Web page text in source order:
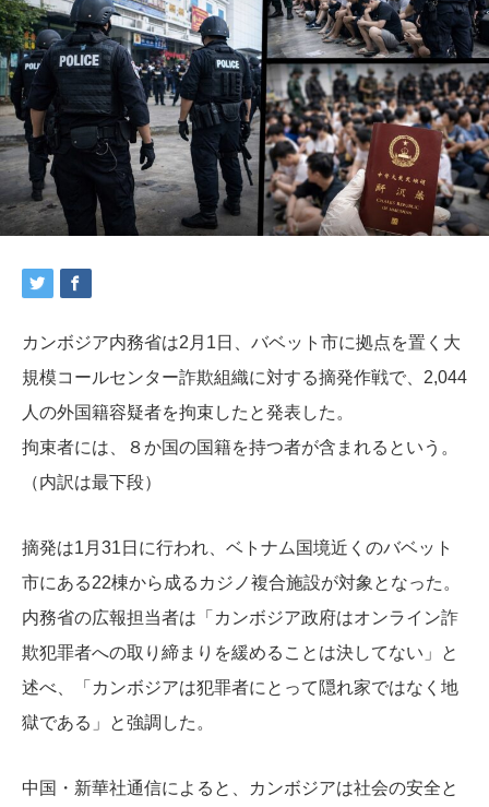
カンボジア内務省は2月1日、バベット市に拠点を置く大
規模コールセンター詐欺組織に対する摘発作戦で、2,044
人の外国籍容疑者を拘束したと発表した。
拘束者には、８か国の国籍を持つ者が含まれるという。
（内訳は最下段）
摘発は1月31日に行われ、ベトナム国境近くのバベット
市にある22棟から成るカジノ複合施設が対象となった。
内務省の広報担当者は「カンボジア政府はオンライン詐
欺犯罪者への取り締まりを緩めることは決してない」と
述べ、「カンボジアは犯罪者にとって隠れ家ではなく地
獄である」と強調した。
中国・新華社通信によると、カンボジアは社会の安全と